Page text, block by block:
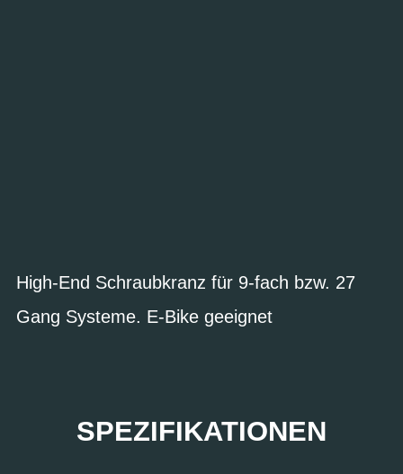
High-End Schraubkranz für 9-fach bzw. 27
Gang Systeme. E-Bike geeignet
SPEZIFIKATIONEN